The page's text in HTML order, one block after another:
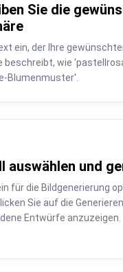
Sie die
ein, der Ihre
beschreibt, wie
Blumenmuster'.
auswählen und
für die Bildgenerierung
Sie auf die
Entwürfe anzuzeigen.